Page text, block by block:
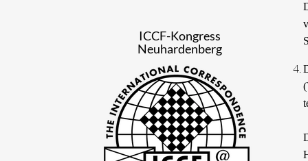
ICCF-Kongress
Neuhardenberg